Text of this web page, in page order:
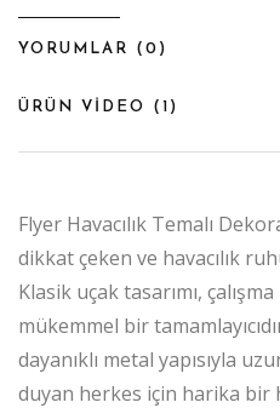
YORUMLAR ( 0 )
ÜRÜN VİDEO ( 1 )
Flyer Havacılık Temalı
dikkat çeken ve havacılık
Klasik uçak tasarımı,
mükemmel bir
dayanıklı metal yapısıyla
duyan herkes için harika bir